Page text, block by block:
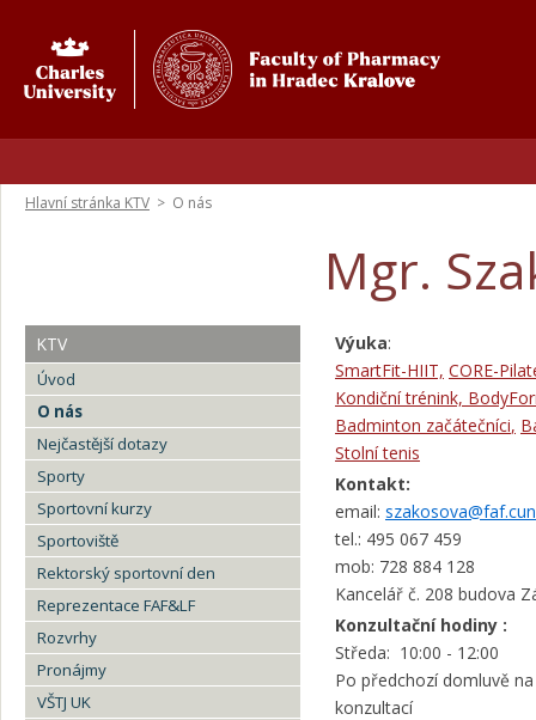
Hlavní stránka KTV > O nás
Mgr.
KTV
Úvod
O nás
Nejčastější dotazy
Sporty
Sportovní kurzy
Sportoviště
Rektorský sportovní den
Reprezentace FAF&LF
Rozvrhy
Pronájmy
VŠTJ UK
Výuka:
SmartFit-HIIT, CORE-
Kondiční trénink,
Badminton začátečníci,
Stolní tenis
Kontakt:
email:
tel.: 495 067 459
mob: 728 884 128
Kancelář č. 208 budova
Konzultační hodiny :
Středa: 10:00 - 12:00
Po předchozí domluvě
konzultací